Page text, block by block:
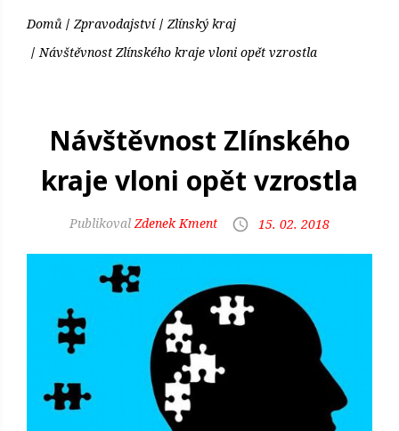
Domů Zpravodajství
Zlínský kraj
Návštěvnost Zlínského kraje vloni opět vzrostla
Návštěvnost Zlínského
kraje vloni opět vzrostla
Zdenek Kment 15. 02. 2018